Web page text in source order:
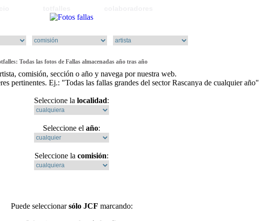
: Todas las fotos de Fallasalmacenadas año tras año
comisión, sección o año y navega por nuestra web.
pertinentes. Ej.: "Todas las fallas grandes del sector Rascanya de cualquier año"
Seleccione la localidad:
Seleccione el año:
Seleccione la comisión:
Puede seleccionarsólo JCF marcando: